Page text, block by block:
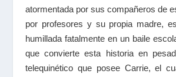
atormentada por sus compañeros de
por profesores y su propia madre,
humillada fatalmente en un baile
que convierte esta historia en
telequinético que posee Carrie, el